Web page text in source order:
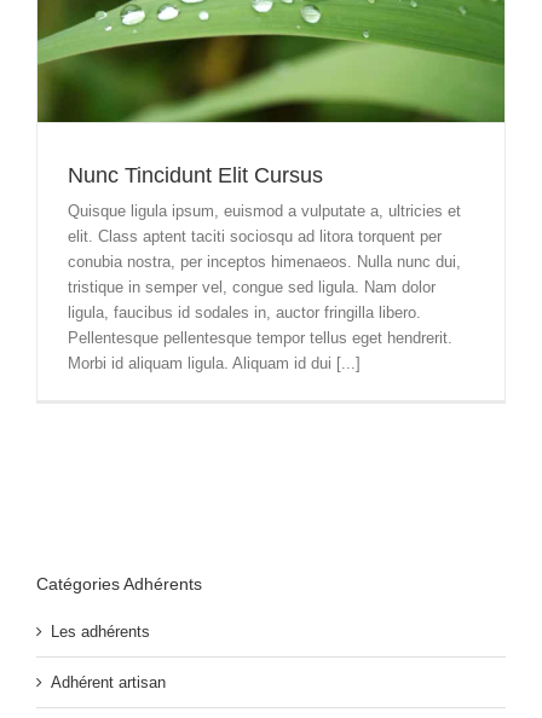
Nunc Tincidunt Elit Cursus
Quisque ligula ipsum, euismod a vulputate a, ultricies et
elit. Class aptent taciti sociosqu ad litora torquent per
conubia nostra, per inceptos himenaeos. Nulla nunc dui,
tristique in semper vel, congue sed ligula. Nam dolor
ligula, faucibus id sodales in, auctor fringilla libero.
Pellentesque pellentesque tempor tellus eget hendrerit.
Morbi id aliquam ligula. Aliquam id dui [...]
Catégories Adhérents
Les adhérents
Adhérent artisan